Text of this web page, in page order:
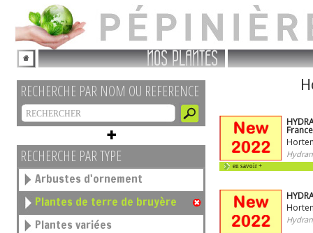
NOS PLANTES
RECHERCHE PAR NOM OU REFERENCE
RECHERCHE PAR TYPE
Arbustes d'ornement
Plantes de terre de bruyère
Plantes variées
en savoir +